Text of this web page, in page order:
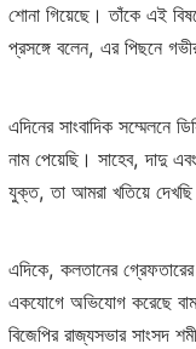
শোনা গিয়েছে। তাঁকে এই
প্রসঙ্গে বলেন, এর পিছনে
এদিনের সাংবাদিক
নাম পেয়েছি। সাহেব, দাদু
যুক্ত, তা আমরা খতিয়ে
এদিকে, কলতানের
একযোগে অভিযোগ করেছে বাম
বিজেপির রাজ্যসভার সাংসদ